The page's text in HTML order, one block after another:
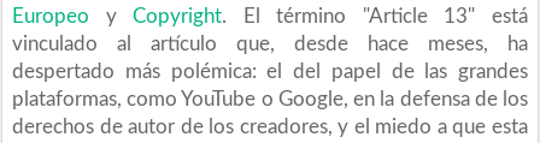
Europeo yCopyright. El término "Article 13" está
vinculado al artículo que, desde hace meses, ha
despertado más polémica: el del papel de las grandes
plataformas, como YouTube o Google, en la defensa de los
derechos de autor de los creadores, y el miedo a que esta